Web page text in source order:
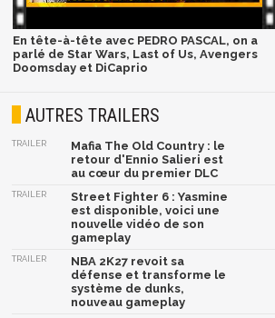
En tête-à-tête avec PEDRO PASCAL, on a
parlé de Star Wars, Last of Us, Avengers
Doomsday et DiCaprio
AUTRES TRAILERS
TRAILER
Mafia The Old Country : le
retour d'Ennio Salieri est
au cœur du premier DLC
TRAILER
Street Fighter 6 : Yasmine
est disponible, voici une
nouvelle vidéo de son
gameplay
TRAILER
NBA 2K27 revoit sa
défense et transforme le
système de dunks,
nouveau gameplay